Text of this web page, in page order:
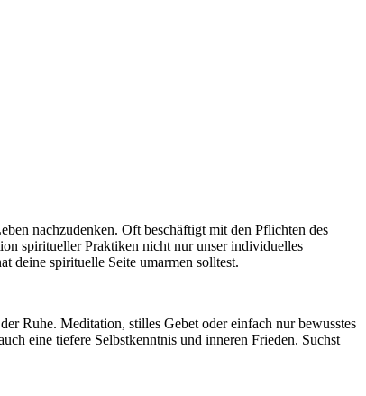
nachzudenken. Oft beschäftigt mit den Pflichten des
spiritueller Praktiken nicht nur unser individuelles
deine spirituelle Seite umarmen solltest.
Ruhe. Meditation, stilles Gebet oder einfach nur bewusstes
eine tiefere Selbstkenntnis und inneren Frieden. Suchst